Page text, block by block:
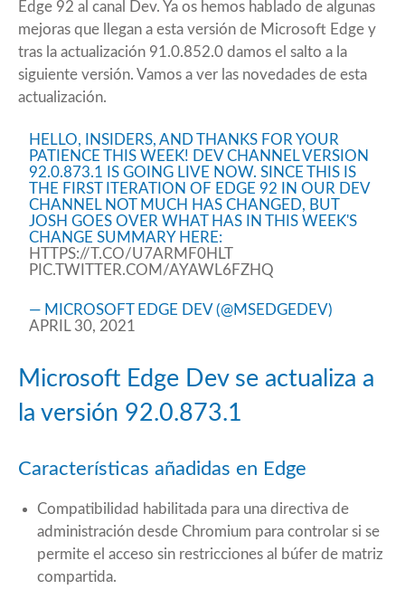
Edge 92 al canal Dev. Ya os hemos hablado de algunas
mejoras que llegan a esta versión de Microsoft Edge y
tras la actualización 91.0.852.0 damos el salto a la
siguiente versión. Vamos a ver las novedades de esta
actualización.
HELLO, INSIDERS, AND THANKS FOR YOUR
PATIENCE THIS WEEK! DEV CHANNEL VERSION
92.0.873.1 IS GOING LIVE NOW. SINCE THIS IS
THE FIRST ITERATION OF EDGE 92 IN OUR DEV
CHANNEL NOT MUCH HAS CHANGED, BUT
JOSH GOES OVER WHAT HAS IN THIS WEEK'S
CHANGE SUMMARY HERE:
HTTPS://T.CO/U7ARMF0HLT
PIC.TWITTER.COM/AYAWL6FZHQ
— MICROSOFT EDGE DEV (@MSEDGEDEV)
APRIL 30, 2021
Microsoft Edge Dev se actualiza a
la versión 92.0.873.1
Características añadidas en Edge
Compatibilidad habilitada para una directiva de
administración desde Chromium para controlar si se
permite el acceso sin restricciones al búfer de matriz
compartida.